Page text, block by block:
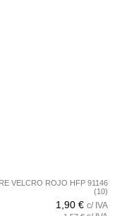
VELCRO ROJO HFP 91146
(10)
1,90 € c/ IVA